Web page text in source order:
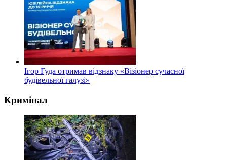
Ігор Гуда отримав відзнаку «Візіонер сучасної
будівельної галузі»
Кримінал